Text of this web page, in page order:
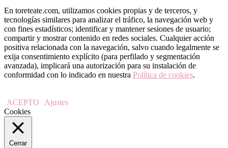
En toreteate.com, utilizamos cookies propias y de terceros, y
tecnologías similares para analizar el tráfico, la navegación web y
con fines estadísticos; identificar y mantener sesiones de usuario;
compartir y mostrar contenido en redes sociales. Cualquier acción
positiva relacionada con la navegación, salvo cuando legalmente se
exija consentimiento explícito (para perfilado y segmentación
avanzada), implicará una autorización para su instalación de
conformidad con lo indicado en nuestra Política de cookies.
ACEPTO
Ajustes
Cookies
Cerrar